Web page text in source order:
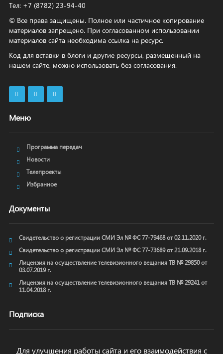
Тел: +7 (8782) 23‑94‑40
© Все права защищены. Полное или частичное копирование
материалов запрещено. При согласованном использовании
материалов сайта необходима ссылка на ресурс.
Код для вставки в блоги и другие ресурсы, размещенный на
нашем сайте, можно использовать без согласования.
Меню
Программа передач
Новости
Телепроекты
Избранное
Документы
Свидетельство о регистрации СМИ Эл № ФС 77-79468 от 02.11.2020 г.
Свидетельство о регистрации СМИ Эл № ФС 77-73689 от 21.09.2018 г.
Лицензия на осуществление телевизионного вещания ТВ № 29850 от
03.07.2019 г.
Лицензия на осуществление телевизионного вещания ТВ № 29241 от
11.04.2018 г.
Подписка
Для улучшения работы сайта и его взаимодействия с